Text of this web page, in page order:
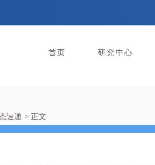
首页 研究中心
速递 正文